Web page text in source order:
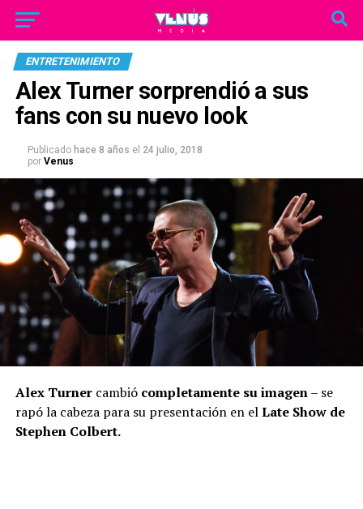
ENTRETENIMIENTO
Alex Turner sorprendió a sus
fans con su nuevo look
Publicado hace 8 años el 24 julio, 2018
por Venus
Alex Turnercambiócompletamente su imagen– se
rapó la cabeza para su presentación en elLate Show de
Stephen Colbert.